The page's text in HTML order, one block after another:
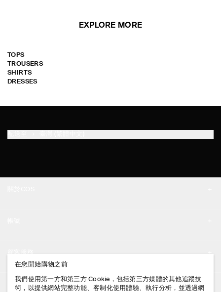
EXPLORE MORE
TOPS
TROUSERS
SHIRTS
DRESSES
門市資訊
登入 / 註冊
聯絡我們
法律資訊
在您開始購物之前
我們使用第一方和第三方 Cookie，包括第三方媒體的其他追蹤技
術，以提供網站完整功能、客制化使用體驗、執行分析，並透過網